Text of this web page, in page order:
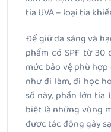
tia UVA – loại tia
Để giữ da sáng và
phẩm có SPF từ 30
mức bảo vệ phù
như đi làm, đi học
số này, phần lớn tia
biệt là những vùng
được tác động gây